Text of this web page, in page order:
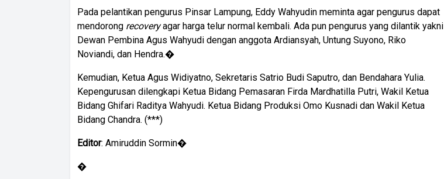
Pada pelantikan pengurus Pinsar Lampung, Eddy Wahyudin meminta agar pengurus dapat
mendorong recoveryagar harga telur normal kembali. Ada pun pengurus yang dilantik yakni
Dewan Pembina Agus Wahyudi dengan anggota Ardiansyah, Untung Suyono, Riko
Noviandi, dan Hendra.�
Kemudian, Ketua Agus Widiyatno, Sekretaris Satrio Budi Saputro, dan Bendahara Yulia.
Kepengurusan dilengkapi Ketua Bidang Pemasaran Firda Mardhatilla Putri, Wakil Ketua
Bidang Ghifari Raditya Wahyudi. Ketua Bidang Produksi Omo Kusnadi dan Wakil Ketua
Bidang Chandra. (***)
Editor: Amiruddin Sormin�
�